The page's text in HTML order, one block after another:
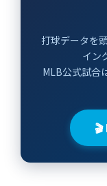
打球データを
イン
MLB公式試合